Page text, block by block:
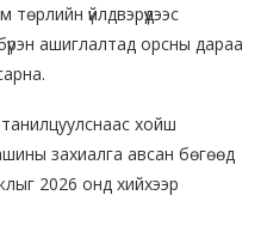
үйлдвэрүүдээс
ашиглалтад орсны дараа
танилцуулснаас хойш
захиалга авсан бөгөөд
2026 онд хийхээр